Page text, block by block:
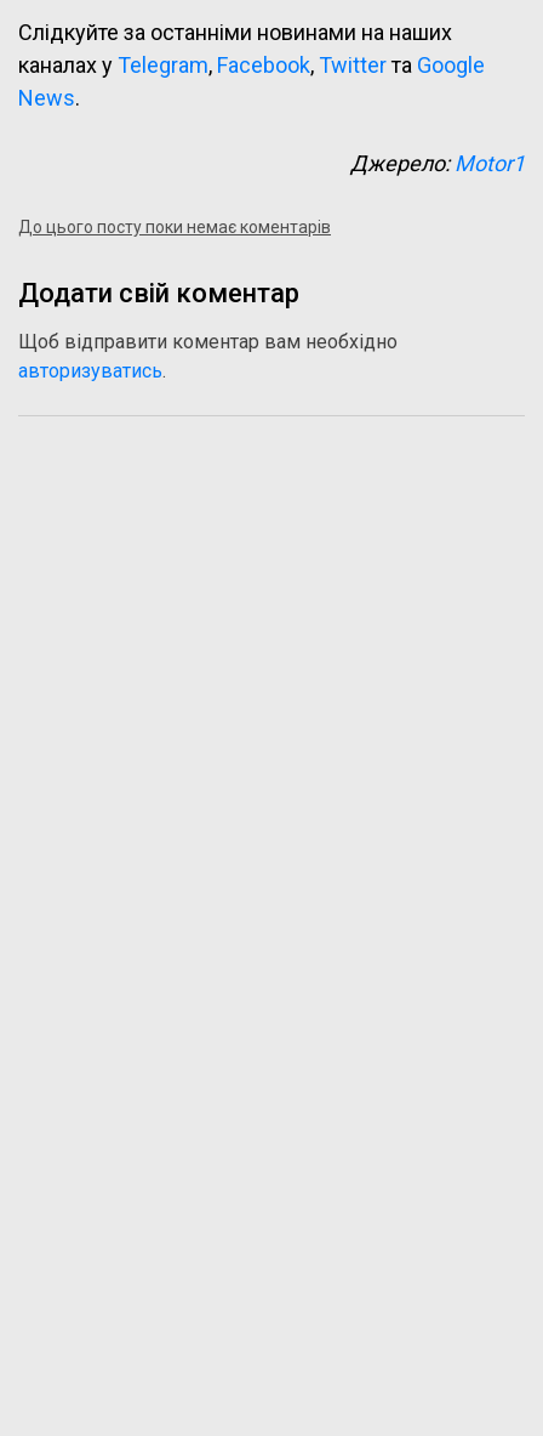
Слідкуйте за останніми новинами на наших
каналах уTelegram, Facebook,Twitterта Google
News.
Джерело:Motor1
До цього посту поки немає коментарів
Додати свій коментар
Щоб відправити коментар вам необхідно
авторизуватись.